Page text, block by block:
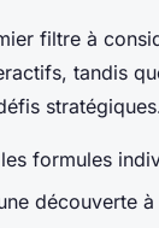
filtre à
tandis
formules
découverte